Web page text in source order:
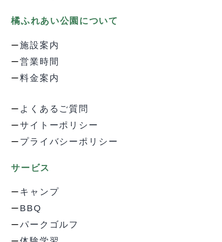
橘ふれあい公園について
施設案内
営業時間
料金案内
よくあるご質問
サイトーポリシー
プライバシーポリシー
サービス
キャンプ
BBQ
パークゴルフ